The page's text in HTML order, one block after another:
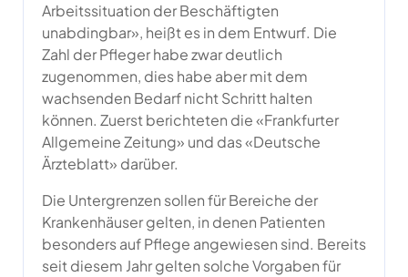
Arbeitssituation der Beschäftigten
unabdingbar», heißt es in dem Entwurf. Die
Zahl der Pfleger habe zwar deutlich
zugenommen, dies habe aber mit dem
wachsenden Bedarf nicht Schritt halten
können. Zuerst berichteten die «Frankfurter
Allgemeine Zeitung» und das «Deutsche
Ärzteblatt» darüber.
Die Untergrenzen sollen für Bereiche der
Krankenhäuser gelten, in denen Patienten
besonders auf Pflege angewiesen sind. Bereits
seit diesem Jahr gelten solche Vorgaben für